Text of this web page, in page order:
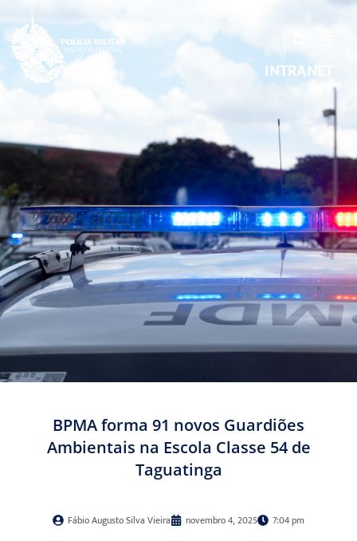
INTRANET
BPMA forma 91 novos Guardiões
Ambientais na Escola Classe 54 de
Taguatinga
Fábio Augusto Silva Vieira novembro 4, 2025 7:04 pm